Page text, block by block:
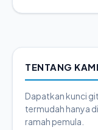
TENTANG KAMI
Dapatkan kunci
termudah hanya
ramah pemula.